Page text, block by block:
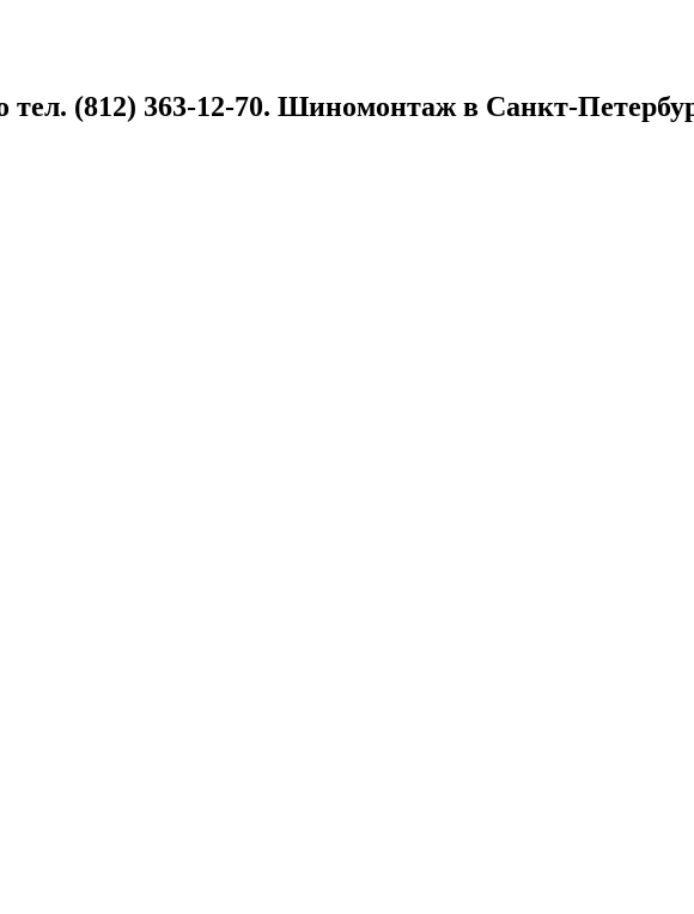
(812) 363-12-70. Шиномонтаж в Санкт-